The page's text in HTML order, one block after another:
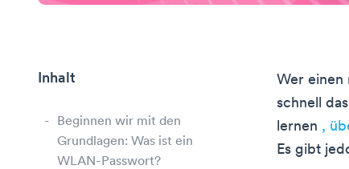
Inhalt
Beginnen wir mit den
Grundlagen: Was ist ein
WLAN-Passwort?
Wer einen
schnell
lernen ,
Es gibt